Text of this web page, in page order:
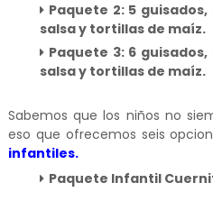
Paquete 2: 5
salsa y tortillas de maíz.
Paquete 3: 6
salsa y tortillas de maíz.
Sabemos que los niños no
eso que ofrecemos seis
infantiles.
Paquete Infantil